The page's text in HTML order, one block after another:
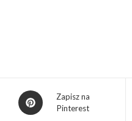
Zapisz na
Pinterest